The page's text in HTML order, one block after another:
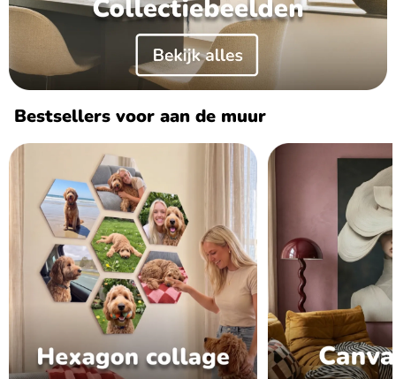
Bestsellers voor aan de muur